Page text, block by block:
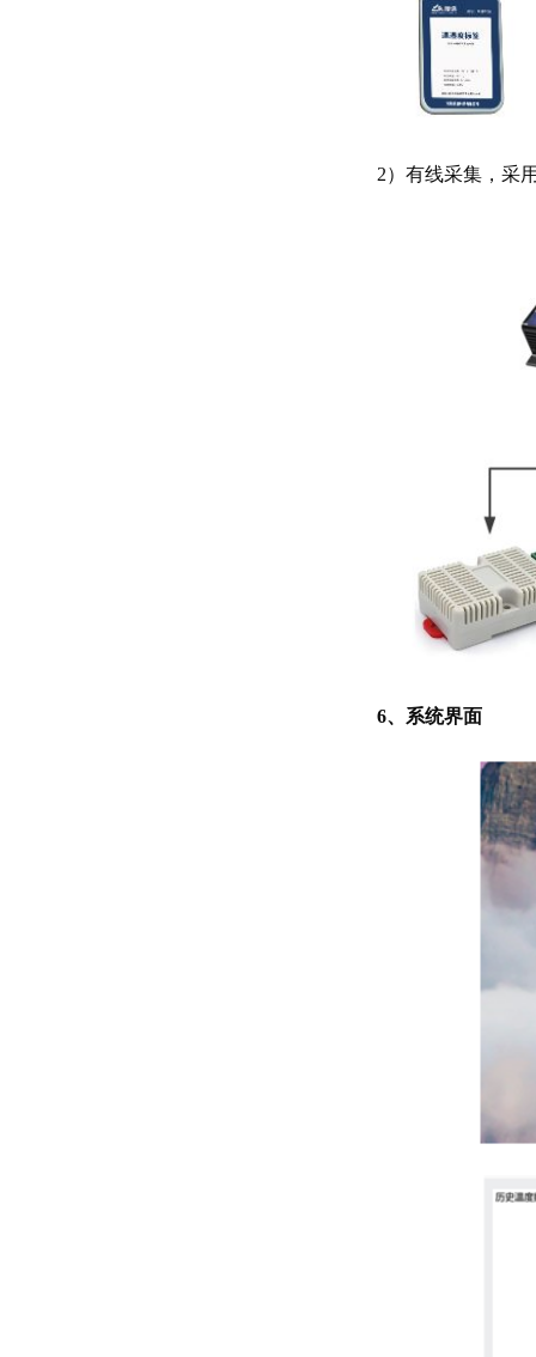
2）有线采集，采
6、系统界面